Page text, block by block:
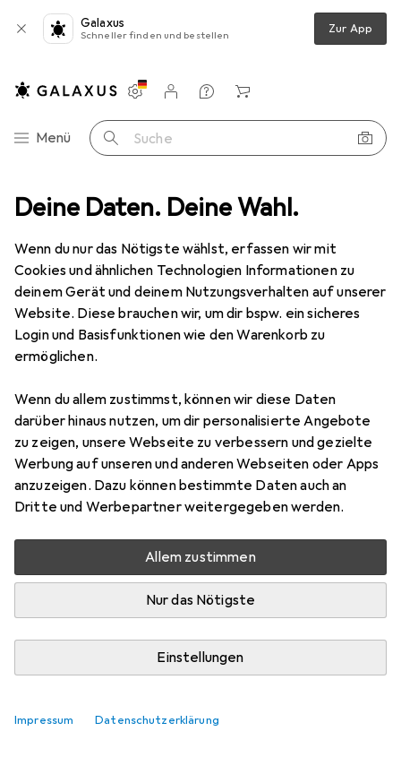
Deine Daten. Deine Wahl.
Wenn du nur das Nötigste wählst, erfassen wir mit
Cookies und ähnlichen Technologien Informationen zu
deinem Gerät und deinem Nutzungsverhalten auf unserer
Website. Diese brauchen wir, um dir bspw. ein sicheres
Login und Basisfunktionen wie den Warenkorb zu
ermöglichen.
Wenn du allem zustimmst, können wir diese Daten
darüber hinaus nutzen, um dir personalisierte Angebote
zu zeigen, unsere Webseite zu verbessern und gezielte
Werbung auf unseren und anderen Webseiten oder Apps
anzuzeigen. Dazu können bestimmte Daten auch an
Dritte und Werbepartner weitergegeben werden.
Allem zustimmen
Nur das Nötigste
Einstellungen
Impressum Datenschutzerklärung
Galaxus
Schneller finden und bestellen Zur App
Navigation nach Kategorien
Menü Suche
Einstellungen
Kundenkonto
Vergleichslisten
Merklisten
Warenkorb
Smartphone Schutzfolie Dipos Displayschutzfolie Antireflex
6 Bilder
DiposDisplayschutzfolie Antireflex
Preis in EUR inkl. MwSt.
EUR
5,99
2
Bewertungen Marke
Mehr von Dipos
Di, 11.8. geliefert
Mehr als 10 Stück an Lager beim Drittanbieter
Lieferort angeben für genaue Lieferzeit